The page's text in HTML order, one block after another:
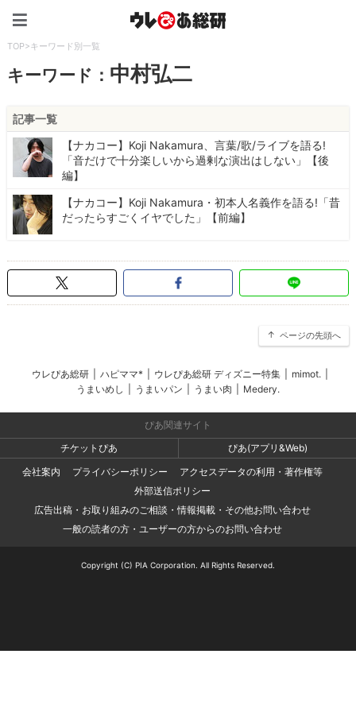
TOP>キーワード別一覧
キーワード： 中村弘二
記事一覧
【ナカコー】Koji Nakamura、言葉/歌/ライブを語る!
「音だけで十分楽しいから過剰な演出はしない」【後
編】
【ナカコー】Koji Nakamura・初本人名義作を語る!「昔
だったらすごくイヤでした」【前編】
ページの先頭へ
ウレぴあ総研 ハピママ* ウレぴあ総研 ディズニー特集 mimot.
うまいめし
うまいパン うまい肉 Medery.
ぴあ関連サイト
チケットぴあ
ぴあ(アプリ&Web)
会社案内
プライバシーポリシー
アクセスデータの利用・著作権等
外部送信ポリシー
広告出稿・お取り組みのご相談・情報掲載・その他お問い合わせ
一般の読者の方・ユーザーの方からのお問い合わせ
Copyright (C) PIA Corporation. All Rights Reserved.